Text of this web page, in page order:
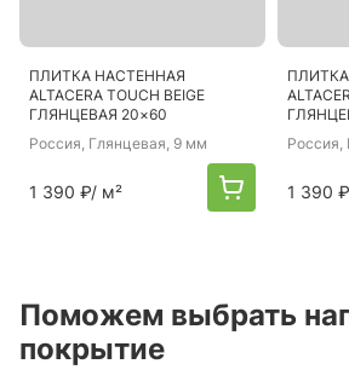
ПЛИТКА НАСТЕННАЯ
ALTACERA TOUCH BEIGE
ГЛЯНЦЕВАЯ 20×60
Россия, Глянцевая, 9 мм
1 390 ₽/ м²
Россия,
1 390 ₽
Поможем выбрать
покрытие